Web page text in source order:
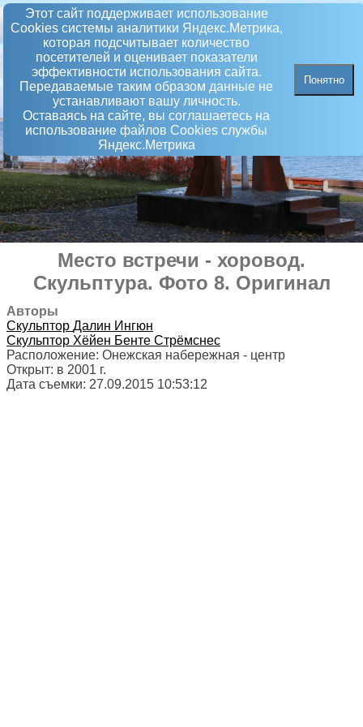
Этот сайт поддерживает использование
Сookies системы аналитики Яндекс.Метрика,
которая подсчитывает количество
посетителей и оценивает показатели
эффективности использования сайта.
Передаваемые таким образом данные не
устанавливают вашу личность.
Оставаясь на сайте, вы соглашаетесь на
использование файлов Сookies службы
Яндекс.Метрика
Понятно
Место встречи - хоровод.
Скульптура. Фото 8. Оригинал
Авторы
Скульптор Далин Ингюн
Скульптор Хёйен Бенте Стрёмснес
Расположение: Онежская набережная - центр
Открыт: в 2001 г.
Дата съемки: 27.09.2015 10:53:12